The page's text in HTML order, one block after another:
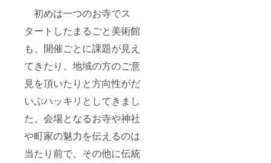
初めは一つのお寺でス
タートしたまるごと美術館
も、開催ごとに課題が見え
てきたり、地域の方のご意
見を頂いたりと方向性がだ
いぶハッキリとしてきまし
た。会場となるお寺や神社
や町家の魅力を伝えるのは
当たり前で、その他に伝統